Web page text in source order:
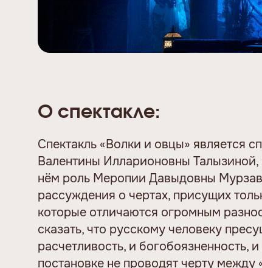
О спектакле:
Спектакль «Волки и овцы» является
Валентины Илларионовны Талызиной,
нём роль Меропии Давыдовны
рассуждения о чертах, присущих
которые отличаются огромным
сказать, что русскому человеку
расчетливость, и богобоязненность,
постановке не проводят черту между